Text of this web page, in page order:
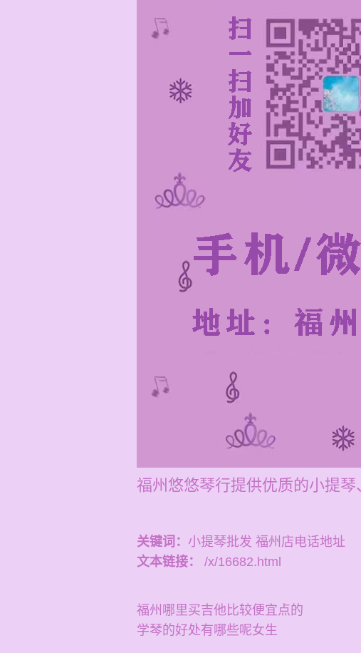
福州悠悠琴行提供优质的小提
关键词： 小提琴批发 福州店电话地址
文本链接：
/x/16682.html
福州哪里买吉他比较便宜点的
学琴的好处有哪些呢女生